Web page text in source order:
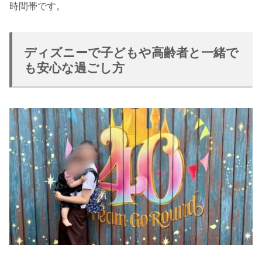
時間帯です。
ディズニーで子どもや高齢者と一緒で
も安心な過ごし方